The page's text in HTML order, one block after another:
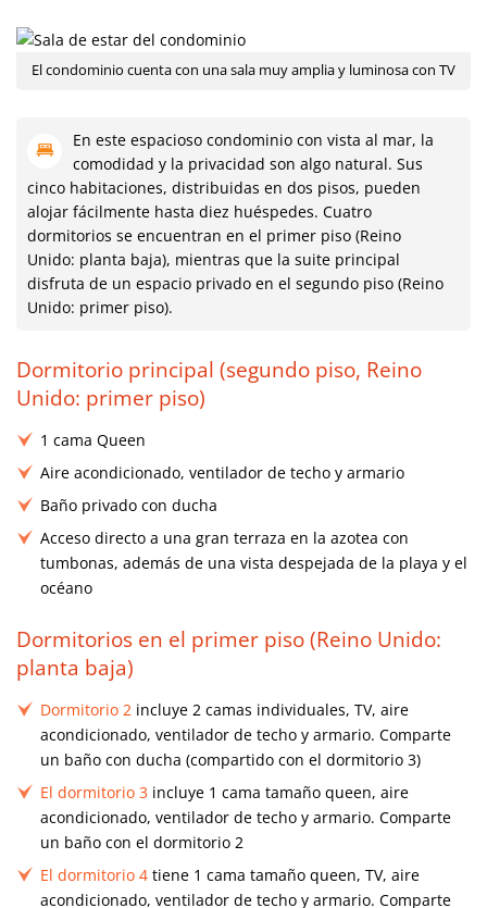
El condominio cuenta con una sala muy amplia y luminosa con TV
En este espacioso condominio con vista al mar, la
comodidad y la privacidad son algo natural. Sus
cinco habitaciones, distribuidas en dos pisos, pueden
alojar fácilmente hasta diez huéspedes. Cuatro
dormitorios se encuentran en el primer piso (Reino
Unido: planta baja), mientras que la suite principal
disfruta de un espacio privado en el segundo piso (Reino
Unido: primer piso).
Dormitorio principal (segundo piso, Reino
Unido: primer piso)
1 cama Queen
Aire acondicionado, ventilador de techo y armario
Baño privado con ducha
Acceso directo a una gran terraza en la azotea con
tumbonas, además de una vista despejada de la playa y el
océano
Dormitorios en el primer piso (Reino Unido:
planta baja)
Dormitorio 2 incluye 2 camas individuales, TV, aire
acondicionado, ventilador de techo y armario. Comparte
un baño con ducha (compartido con el dormitorio 3)
El dormitorio 3 incluye 1 cama tamaño queen, aire
acondicionado, ventilador de techo y armario. Comparte
un baño con el dormitorio 2
El dormitorio 4 tiene 1 cama tamaño queen, TV, aire
acondicionado, ventilador de techo y armario. Comparte